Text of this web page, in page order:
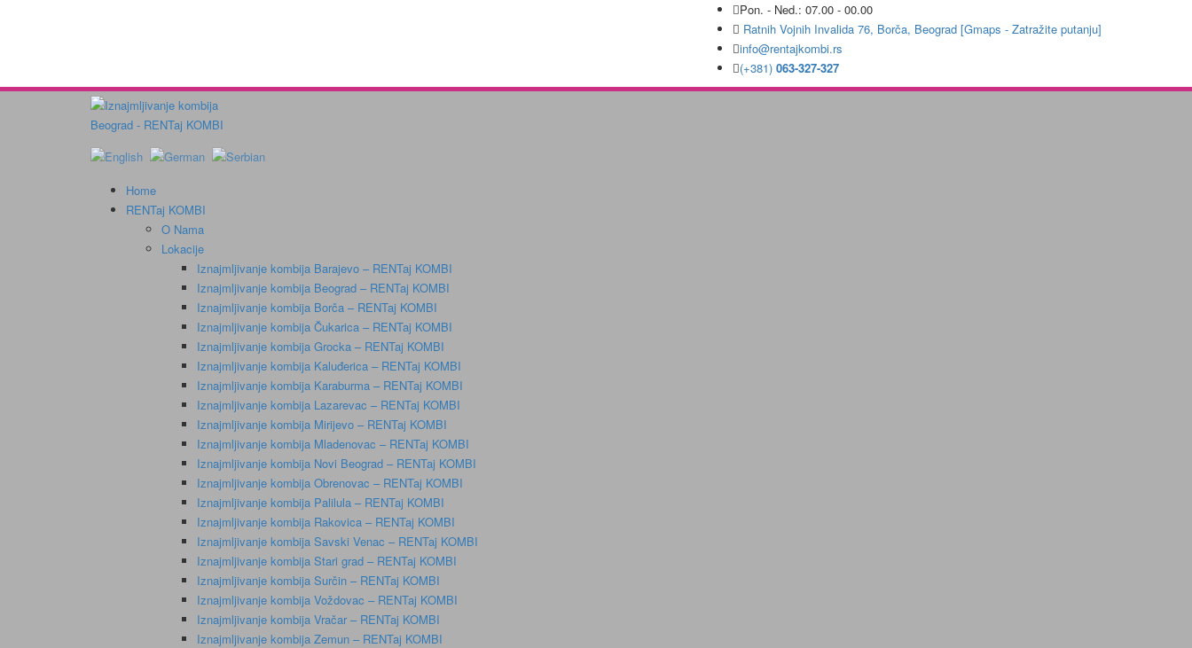
Pon. - Ned.: 07.00 - 00.00
Ratnih Vojnih Invalida 76, Borča, Beograd [Gmaps - Zatražite putanju]
info@rentajkombi.rs
(+381) 063-327-327
Home
RENTaj KOMBI
O Nama
Lokacije
Iznajmljivanje kombija Barajevo – RENTaj KOMBI
Iznajmljivanje kombija Beograd – RENTaj KOMBI
Iznajmljivanje kombija Borča – RENTaj KOMBI
Iznajmljivanje kombija Čukarica – RENTaj KOMBI
Iznajmljivanje kombija Grocka – RENTaj KOMBI
Iznajmljivanje kombija Kaluđerica – RENTaj KOMBI
Iznajmljivanje kombija Karaburma – RENTaj KOMBI
Iznajmljivanje kombija Lazarevac – RENTaj KOMBI
Iznajmljivanje kombija Mirijevo – RENTaj KOMBI
Iznajmljivanje kombija Mladenovac – RENTaj KOMBI
Iznajmljivanje kombija Novi Beograd – RENTaj KOMBI
Iznajmljivanje kombija Obrenovac – RENTaj KOMBI
Iznajmljivanje kombija Palilula – RENTaj KOMBI
Iznajmljivanje kombija Rakovica – RENTaj KOMBI
Iznajmljivanje kombija Savski Venac – RENTaj KOMBI
Iznajmljivanje kombija Stari grad – RENTaj KOMBI
Iznajmljivanje kombija Surčin – RENTaj KOMBI
Iznajmljivanje kombija Voždovac – RENTaj KOMBI
Iznajmljivanje kombija Vračar – RENTaj KOMBI
Iznajmljivanje kombija Zemun – RENTaj KOMBI